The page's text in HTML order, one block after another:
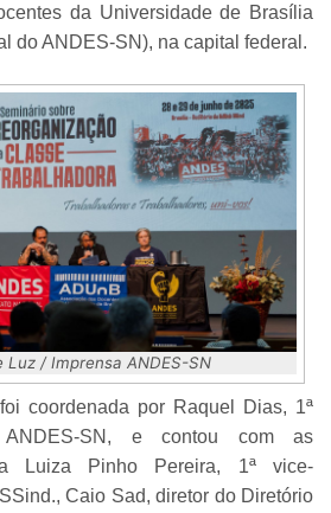
da Universidade de Brasília
do ANDES-SN), na capital federal.
Luz / Imprensa ANDES-SN
coordenada por Raquel Dias, 1ª
ANDES-SN, e contou com as
Luiza Pinho Pereira, 1ª vice-
Caio Sad, diretor do Diretório